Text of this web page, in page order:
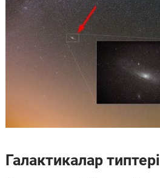
Галактикалар типтері